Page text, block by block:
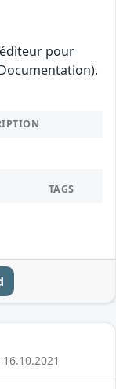
pour
TAGS